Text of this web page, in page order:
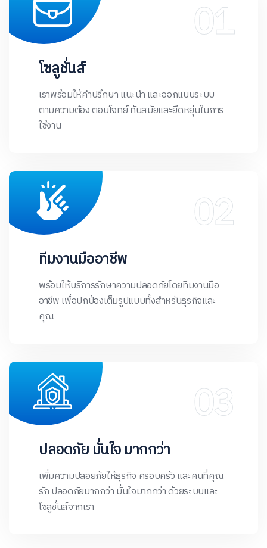
โซลูชั่นส์
เราพร้อมให้คำปรึกษา แนะนำ และออกแบบระบบ
ตามความต้อง ตอบโจทย์ ทันสมัยและยึดหยุ่นในการ
ใช้งาน
ทีมงานมืออาชีพ
พร้อมให้บริการรักษาความปลอดภัยโดยทีมงานมือ
อาชีพ เพื่อปกป้องเต็มรูปแบบทั้งสำหรับธุรกิจและ
คุณ
ปลอดภัย มั่นใจ มากกว่า
เพิ่มความปลอยภัยให้ธุรกิจ ครอบครัว และคนที่คุณ
รัก ปลอดภัยมากกว่า มั่นใจมากกว่า ด้วยระบบและ
โซลูชั่นส์จากเรา